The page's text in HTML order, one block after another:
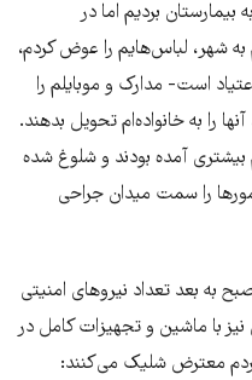
بردیم اما در
شهر، لباس‌هایم را عوض کردم،
است- مدارک و موبایلم را
را به خانواده‌ام تحویل بدهند.
آمده بودند و شلوغ شده
بودند .... مأمورها را سمت میدان جراحی
گفته این شاهد عینی از ساعت ١٠:٣٠ صبح به بعد تعداد نیروهای امنیتی
نیز با ماشین و تجهیزات کامل در
معترض شلیک می‌کنند: